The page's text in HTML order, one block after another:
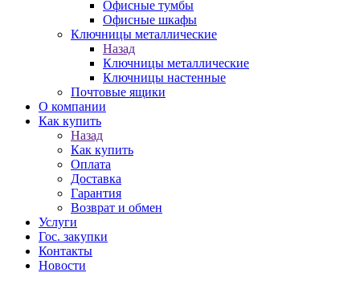
Офисные тумбы
Офисные шкафы
Ключницы металлические
Назад
Ключницы металлические
Ключницы настенные
Почтовые ящики
О компании
Как купить
Назад
Как купить
Оплата
Доставка
Гарантия
Возврат и обмен
Услуги
Гос. закупки
Контакты
Новости